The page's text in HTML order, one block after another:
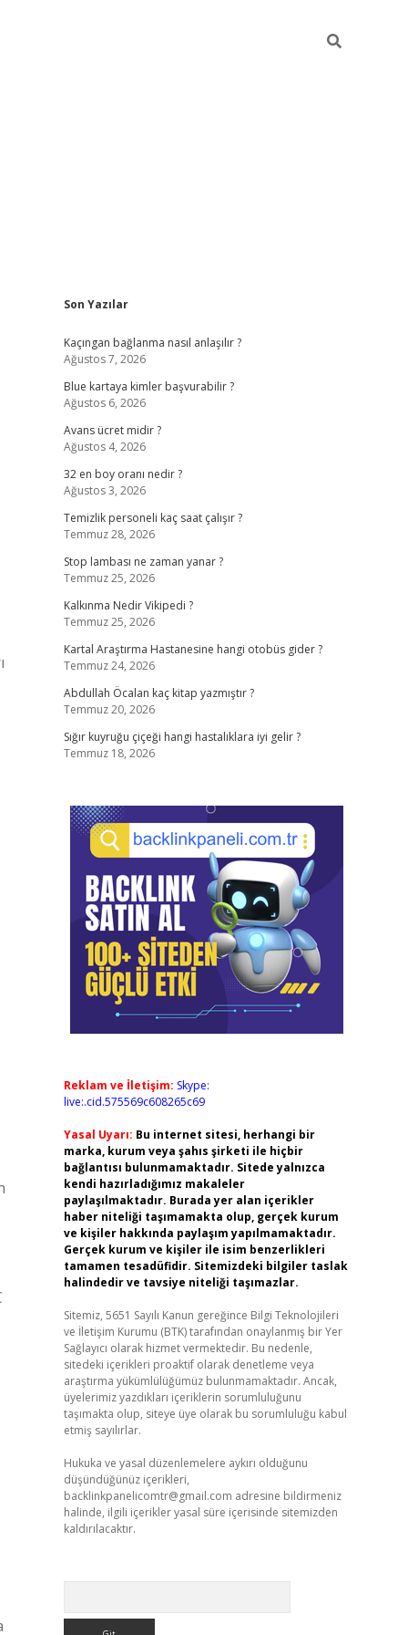
Sidebar
Son Yazılar
Kaçıngan bağlanma nasıl anlaşılır ?
Ağustos 7, 2026
Blue kartaya kimler başvurabilir ?
Ağustos 6, 2026
Avans ücret midir ?
Ağustos 4, 2026
32 en boy oranı nedir ?
Ağustos 3, 2026
Temizlik personeli kaç saat çalışır ?
Temmuz 28, 2026
Stop lambası ne zaman yanar ?
Temmuz 25, 2026
Kalkınma Nedir Vikipedi ?
Temmuz 25, 2026
Kartal Araştırma Hastanesine hangi otobüs gider ?
Temmuz 24, 2026
Abdullah Öcalan kaç kitap yazmıştır ?
Temmuz 20, 2026
Sığır kuyruğu çiçeği hangi hastalıklara iyi gelir ?
Temmuz 18, 2026
Reklam ve İletişim: Skype:
live:.cid.575569c608265c69
Yasal Uyarı: Bu internet sitesi, herhangi bir
marka, kurum veya şahıs şirketi ile hiçbir
bağlantısı bulunmamaktadır. Sitede yalnızca
kendi hazırladığımız makaleler
paylaşılmaktadır. Burada yer alan içerikler
haber niteliği taşımamakta olup, gerçek kurum
ve kişiler hakkında paylaşım yapılmamaktadır.
Gerçek kurum ve kişiler ile isim benzerlikleri
tamamen tesadüfidir. Sitemizdeki bilgiler taslak
halindedir ve tavsiye niteliği taşımazlar.
Sitemiz, 5651 Sayılı Kanun gereğince Bilgi Teknolojileri
ve İletişim Kurumu (BTK) tarafından onaylanmış bir Yer
Sağlayıcı olarak hizmet vermektedir. Bu nedenle,
sitedeki içerikleri proaktif olarak denetleme veya
araştırma yükümlülüğümüz bulunmamaktadır. Ancak,
üyelerimiz yazdıkları içeriklerin sorumluluğunu
taşımakta olup, siteye üye olarak bu sorumluluğu kabul
etmiş sayılırlar.
Hukuka ve yasal düzenlemelere aykırı olduğunu
düşündüğünüz içerikleri,
backlinkpanelicomtr@gmail.com adresine bildirmeniz
halinde, ilgili içerikler yasal süre içerisinde sitemizden
kaldırılacaktır.